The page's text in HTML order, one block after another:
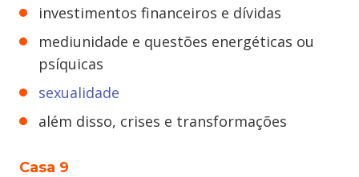
investimentos financeiros e dívidas
mediunidade e questões energéticas ou
psíquicas
sexualidade
além disso, crises e transformações
Casa 9